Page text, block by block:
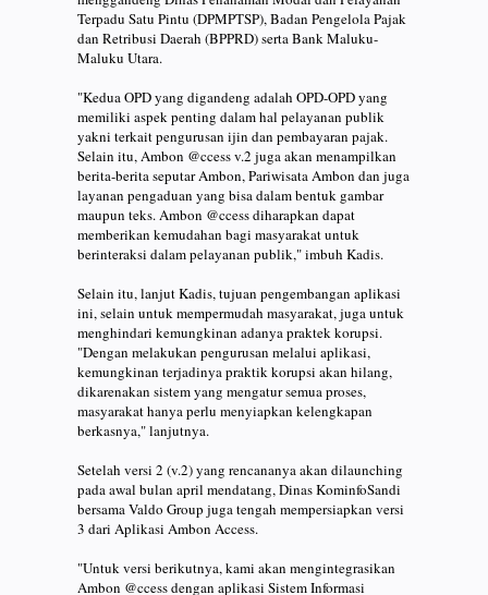
Terpadu Satu Pintu (DPMPTSP), Badan Pengelola Pajak
dan Retribusi Daerah (BPPRD) serta Bank Maluku-
Maluku Utara.
"Kedua OPD yang digandeng adalah OPD-OPD yang
memiliki aspek penting dalam hal pelayanan publik
yakni terkait pengurusan ijin dan pembayaran pajak.
Selain itu, Ambon @ccess v.2 juga akan menampilkan
berita-berita seputar Ambon, Pariwisata Ambon dan juga
layanan pengaduan yang bisa dalam bentuk gambar
maupun teks. Ambon @ccess diharapkan dapat
memberikan kemudahan bagi masyarakat untuk
berinteraksi dalam pelayanan publik," imbuh Kadis.
Selain itu, lanjut Kadis, tujuan pengembangan aplikasi
ini, selain untuk mempermudah masyarakat, juga untuk
menghindari kemungkinan adanya praktek korupsi.
"Dengan melakukan pengurusan melalui aplikasi,
kemungkinan terjadinya praktik korupsi akan hilang,
dikarenakan sistem yang mengatur semua proses,
masyarakat hanya perlu menyiapkan kelengkapan
berkasnya," lanjutnya.
Setelah versi 2 (v.2) yang rencananya akan dilaunching
pada awal bulan april mendatang, Dinas KominfoSandi
bersama Valdo Group juga tengah mempersiapkan versi
3 dari Aplikasi Ambon Access.
"Untuk versi berikutnya, kami akan mengintegrasikan
Ambon @ccess dengan aplikasi Sistem Informasi